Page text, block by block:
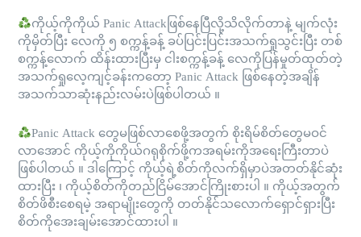
ကိုယ့်ကိုကိုယ် Panic Attackဖြစ်နေပြီလို့သိလိုက်တာနဲ့ မျက်လုံး
ကိုမှိတ်ပြီး လေကို ၅ စက္ကန့်ခန့် ခပ်ပြင်းပြင်းအသက်ရှုသွင်းပြီး တစ်
စက္ကန့်လောက် ထိန်းထားပြီးမှ ငါးစက္ကန့်ခန့် လေကိုပြန်မှုတ်ထုတ်တဲ့
အသက်ရှုလေ့ကျင့်ခန်းကတော့ Panic Attack ဖြစ်နေတဲ့အချိန်
အသက်သာဆုံးနည်းလမ်းပဲဖြစ်ပါတယ် ။
Panic Attack တွေမဖြစ်လာစေဖို့အတွက် စိုးရိမ်စိတ်တွေမဝင်
လာအောင် ကိုယ့်ကိုကိုယ်ဂရုစိုက်ဖို့ကအရမ်းကိုအရေးကြီးတာပဲ
ဖြစ်ပါတယ် ။ ဒါကြောင့် ကိုယ့်ရဲ့စိတ်ကိုလက်ရှိမှာပဲအတတ်နိုင်ဆုံး
ထားပြီး ၊ ကိုယ့်စိတ်ကိုတည်ငြိမ်အောင်ကြိုးစားပါ ။ ကိုယ့်အတွက်
စိတ်ဖိစီးစေရမဲ့ အရာမျိုးတွေကို တတ်နိုင်သလောက်ရှောင်ရှားပြီး
စိတ်ကိုအေးချမ်းအောင်ထားပါ ။